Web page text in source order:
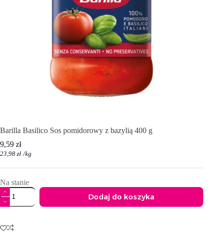
Barilla Basilico Sos pomidorowy z bazylią 400 g
9,59 zł
23,98 zł /kg
Na stanie
ilość
Barilla
Basilico
pomidorowy
z
Dodaj do koszyka
t